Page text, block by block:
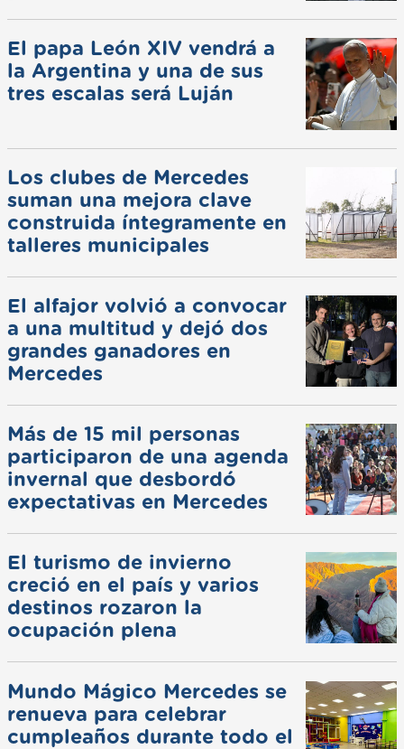
El papa León XIV vendrá a
la Argentina y una de sus
tres escalas será Luján
Los clubes de Mercedes
suman una mejora clave
construida íntegramente en
talleres municipales
El alfajor volvió a convocar
a una multitud y dejó dos
grandes ganadores en
Mercedes
Más de 15 mil personas
participaron de una agenda
invernal que desbordó
expectativas en Mercedes
El turismo de invierno
creció en el país y varios
destinos rozaron la
ocupación plena
Mundo Mágico Mercedes se
renueva para celebrar
cumpleaños durante todo el